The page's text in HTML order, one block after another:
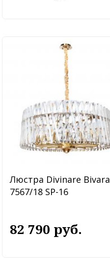
Люстра Divinare Bivara
7567/18 SP-16
82 790 руб.